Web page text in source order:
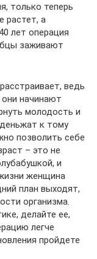
только теперь
растет, а
лет операция
заживают
ведь
начинают
молодость и
к тому
позволить себе
– это не
и
женщина
план выходят,
организма.
делайте ее,
легче
пройдете